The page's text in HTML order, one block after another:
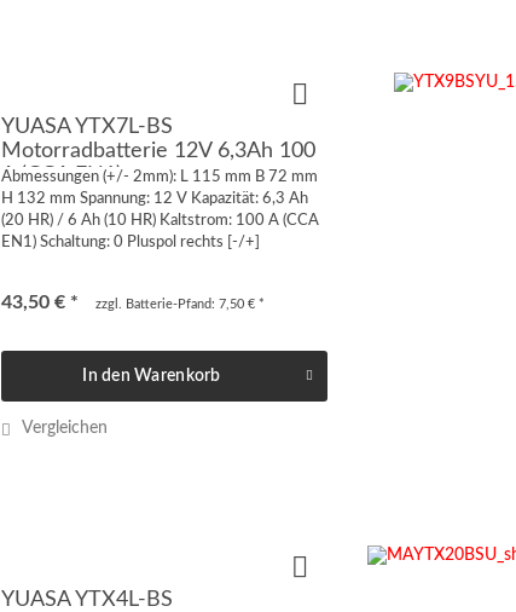
YUASA YTX7L-BS
Motorradbatterie 12V 6,3Ah 100
A (CCA EN1)
Abmessungen (+/- 2mm): L 115 mm B 72 mm
H 132 mm Spannung: 12 V Kapazität: 6,3 Ah
(20 HR) / 6 Ah (10 HR) Kaltstrom: 100 A (CCA
EN1) Schaltung: 0 Pluspol rechts [-/+]
43,50 € * zzgl. Batterie-Pfand: 7,50 € *
In den Warenkorb
Vergleichen
YUASA YTX4L-BS